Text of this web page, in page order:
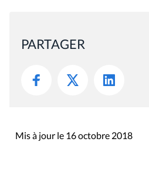
PARTAGER
Mis à jour le 16 octobre 2018